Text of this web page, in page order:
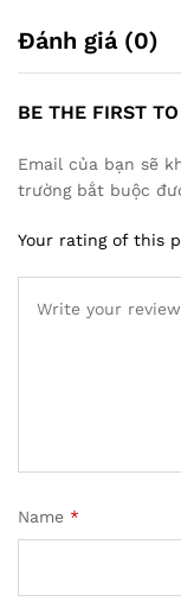
Đánh giá (0)
BE THE FIRST
Email của bạn sẽ
trường bắt buộc
Your rating of this
Name *